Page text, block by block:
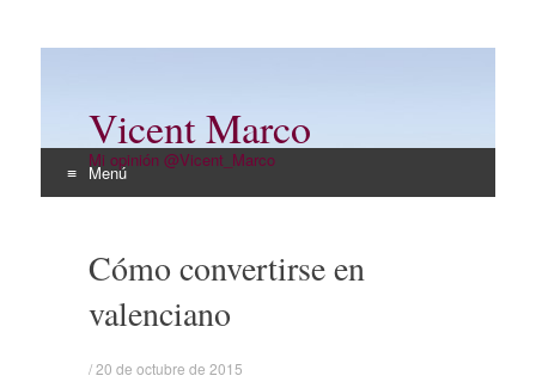
Vicent Marco
Mi opinión @Vicent_Marco
Menú
contenidoCómo convertirse en
valenciano
/20 de octubre de 2015